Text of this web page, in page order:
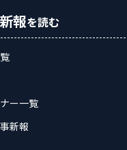
報を読む
ー一覧
新報